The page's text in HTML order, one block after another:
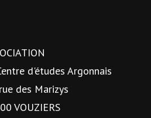
d'études Argonnais
des Marizys
VOUZIERS